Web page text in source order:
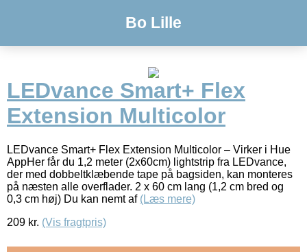
Bo Lille
LEDvance Smart+ Flex
Extension Multicolor
LEDvance Smart+ Flex Extension Multicolor – Virker i Hue
AppHer får du 1,2 meter (2x60cm) lightstrip fra LEDvance,
der med dobbeltklæbende tape på bagsiden, kan monteres
på næsten alle overflader. 2 x 60 cm lang (1,2 cm bred og
0,3 cm høj) Du kan nemt af (Læs mere)
209 kr. (Vis fragtpris)